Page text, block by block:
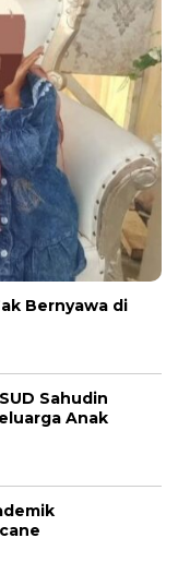
Bernyawa di
Sahudin
Anak